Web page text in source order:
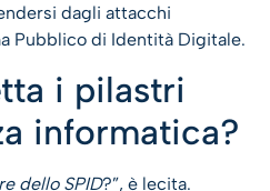
dagli attacchi
Pubblico di Identità Digitale.
i pilastri
informatica?
dello SPID?”, è lecita.